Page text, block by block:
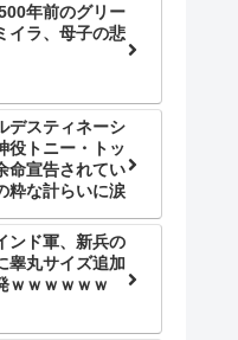
年前のグリー
イラ、母子の悲
デスティネーシ
役トニー・トッ
命宣告されてい
粋な計らいに涙
ンド軍、新兵の
睾丸サイズ追加
ｗｗｗｗｗｗ